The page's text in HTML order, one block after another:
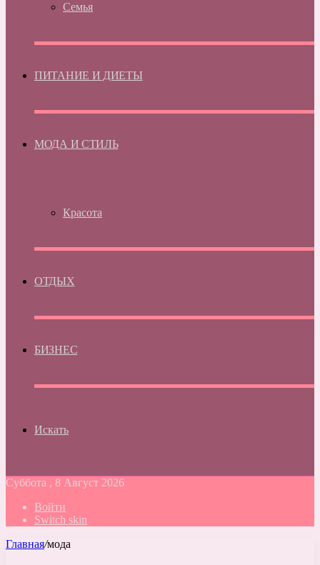
Семья
ПИТАНИЕ И ДИЕТЫ
МОДА И СТИЛЬ
Красота
ОТДЫХ
БИЗНЕС
Искать
Суббота , 8 Август 2026
Войти
Switch skin
Главная/мода